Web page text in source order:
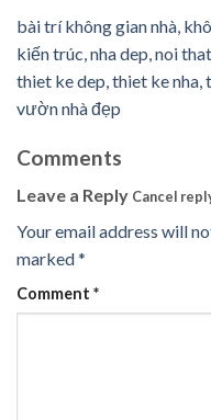
bài trí không gian nhà,
kiến trúc,nha dep,noi
thiet ke dep,thiet ke nha,
vườn nhà đẹp
Comments
Leave a Reply Cancel
Your email address will
marked*
Comment *